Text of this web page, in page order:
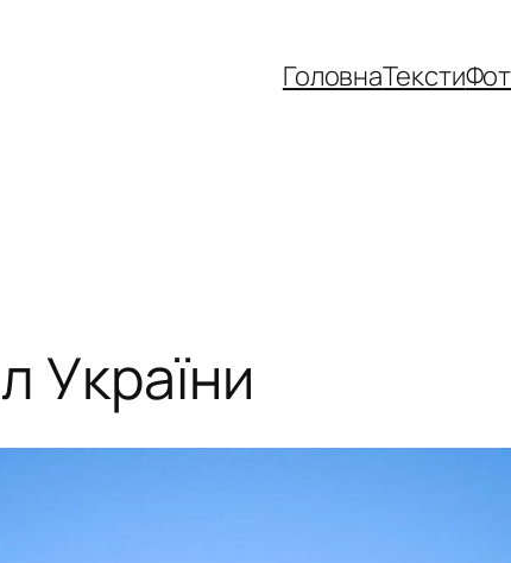
ГоловнаТексти
України